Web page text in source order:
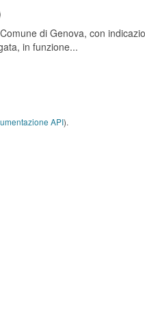
di Genova, con
in funzione...
API).